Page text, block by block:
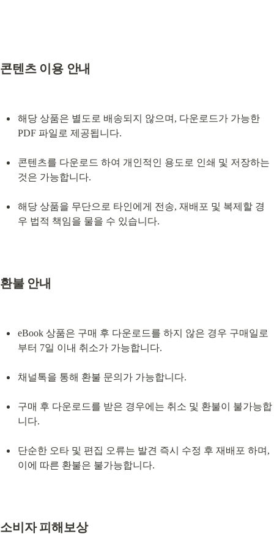
콘텐츠 이용 안내
해당 상품은 별도로 배송되지 않으며, 다운로드가 가능한
PDF 파일로 제공됩니다.
콘텐츠를 다운로드 하여 개인적인 용도로 인쇄 및 저장하는
것은 가능합니다.
해당 상품을 무단으로 타인에게 전송, 재배포 및 복제할 경
우 법적 책임을 물을 수 있습니다.
환불 안내
eBook 상품은 구매 후 다운로드를 하지 않은 경우 구매일로
부터 7일 이내 취소가 가능합니다.
채널톡을 통해 환불 문의가 가능합니다.
구매 후 다운로드를 받은 경우에는 취소 및 환불이 불가능합
니다.
단순한 오타 및 편집 오류는 발견 즉시 수정 후 재배포 하며,
이에 따른 환불은 불가능합니다.
소비자 피해보상